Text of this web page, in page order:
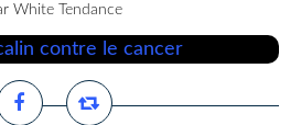
White Tendance